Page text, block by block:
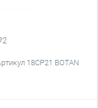
18CP21 BOTAN